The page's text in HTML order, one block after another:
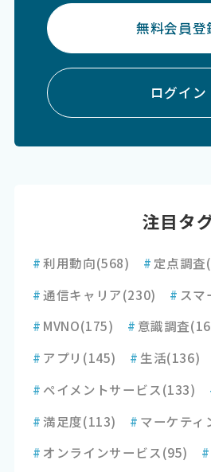
無料会員登
ログイン
注目タ
#利用動向(568) # 定点調査
#通信キャリア(230) # スマ
# MVNO(175) # 意識調査
# アプリ (145) # 生活(136)
# ペイメントサービス(133)
#満足度(113) # マーケティ
# オンラインサービス(95) #